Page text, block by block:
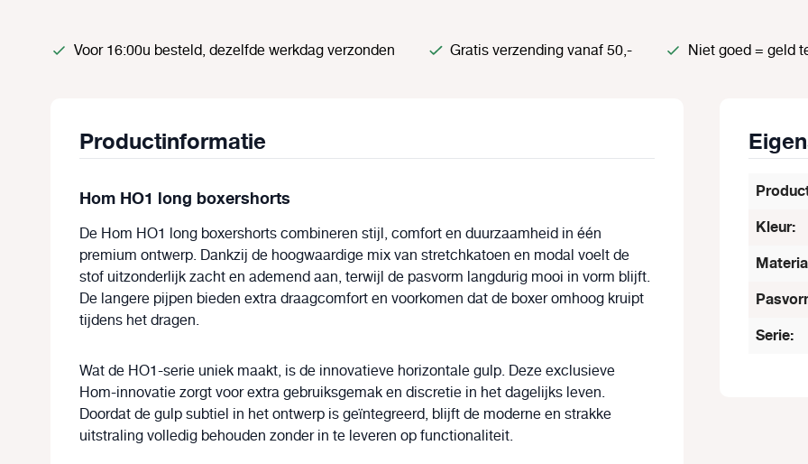
Voor 16:00u besteld, dezelfde werkdag verzonden Gratis verzending vanaf 50,- Niet goed = geld
Productinformatie
Hom HO1 long boxershorts
De Hom HO1 long boxershortscombineren stijl, comfort en duurzaamheid in één
premium ontwerp. Dankzij de hoogwaardige mix van stretchkatoen en modal voelt de
stof uitzonderlijk zacht en ademend aan, terwijl de pasvorm langdurig mooi in vorm blijft.
De langere pijpen bieden extra draagcomfort en voorkomen dat de boxer omhoog kruipt
tijdens het dragen.
Wat de HO1-serie uniek maakt, is de innovatieve horizontale gulp. Deze exclusieve
Hom-innovatie zorgt voor extra gebruiksgemak en discretie in het dagelijks leven.
Doordat de gulp subtiel in het ontwerp is geïntegreerd, blijft de moderne en strakke
uitstraling volledig behouden zonder in te leveren op functionaliteit.
Kleur:
Serie: